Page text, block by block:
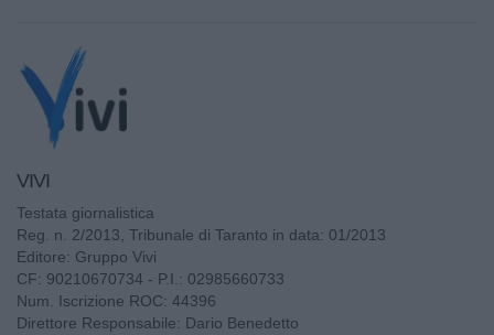
VIVI
Testata giornalistica
Reg. n. 2/2013, Tribunale di Taranto in data: 01/2013
Editore: Gruppo Vivi
CF: 90210670734 - P.I.: 02985660733
Num. Iscrizione ROC: 44396
Direttore Responsabile: Dario Benedetto